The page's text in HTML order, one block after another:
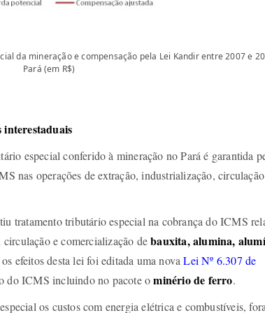
da mineração e compensação pela Lei Kandir entre 2007 e
Pará (em R$)
interestaduais
especial conferido à mineração no Pará é garantida
nas operações de extração, industrialização,
tratamento tributário especial na cobrança do ICMS
circulação e comercialização debauxita, alumina,
efeitos desta lei foi editada uma novaLei Nº 6.307 de
do ICMS incluindo no pacote ominério de ferro.
os custos com energia elétrica e combustíveis,